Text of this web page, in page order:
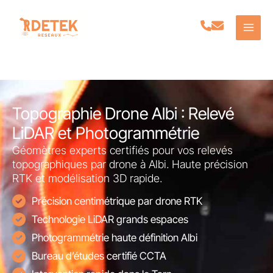
contenu
Topographie Drone Albi : Relevé
LiDAR et Photogrammétrie
Géomètres experts certifiés pour vos relevés
topographiques par drone à Albi. Haute précision
RTK et modélisation 3D rapide.
Précision centimétrique par drone RTK
Technologie LiDAR grands espaces
Photogrammétrie haute définition Albi
Bureau d’études certifié CCTA